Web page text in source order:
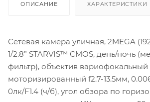
ОПИСАНИЕ ХАРАКТЕРИСТИКИ
Сетевая камера уличная, 2MEGA
1/2.8” STARVIS™ CMOS, день/ночь
фильтр), объектив вариофокальный
моторизированный f2.7-13.5мм,
0лк/F1.4 (ч/б), угол обзора по